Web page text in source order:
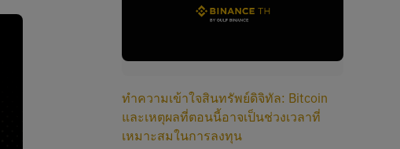
ทำความเข้าใจสินทรัพย์ดิจิทัล: Bitcoin
และเหตุผลที่ตอนนี้อาจเป็นช่วงเวลาที่
เหมาะสมในการลงทุน